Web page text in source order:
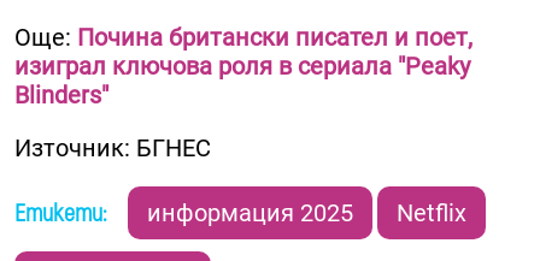
Още: Почина британски писател и поет,
изиграл ключова роля в сериала "Peaky
Blinders"
Източник: БГНЕС
Етикети: информация 2025 Netflix